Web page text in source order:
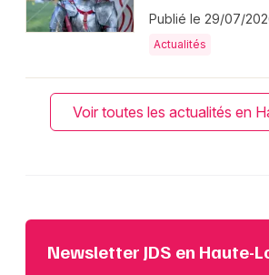
Publié le 29/07/
Actualités
Voir toutes les actualités en
Newsletter JDS en Haute-